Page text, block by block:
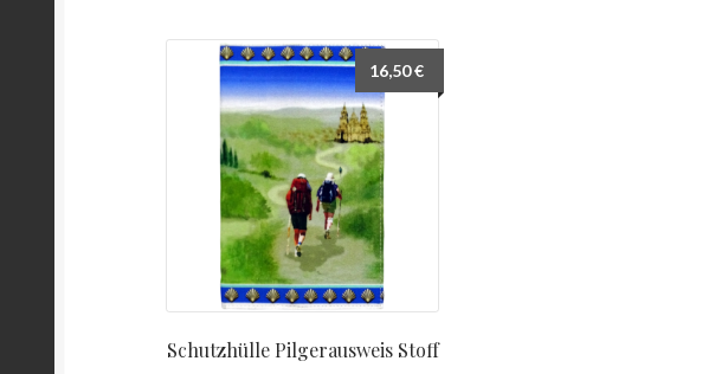
Schutzhülle Pilgerausweis Stoff
16,50€